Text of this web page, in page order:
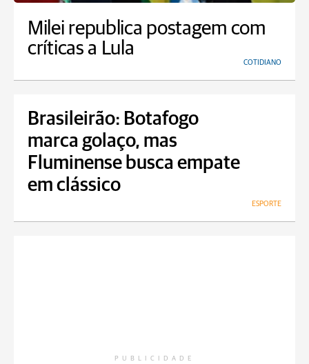
Milei republica postagem com
críticas a Lula
COTIDIANO
Brasileirão: Botafogo
marca golaço, mas
Fluminense busca empate
em clássico
ESPORTE
PUBLICIDADE